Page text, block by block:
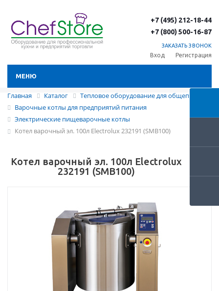
+7 (495) 212-18-44
+7 (800) 500-16-87
ЗАКАЗАТЬ ЗВОНОК
Вход Регистрация
МЕНЮ
Главная Каталог
Тепловое оборудование для общепита
Варочные котлы для предприятий питания
Электрические пищеварочные котлы
Котел варочный эл. 100л Electrolux 232191 (SMB100)
Котел варочный эл. 100л Electrolux
232191 (SMB100)